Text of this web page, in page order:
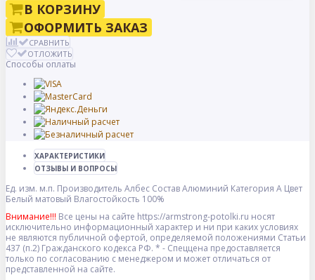
В КОРЗИНУ
ОФОРМИТЬ ЗАКАЗ
СРАВНИТЬ
ОТЛОЖИТЬ
Способы оплаты
ХАРАКТЕРИСТИКИ
ОТЗЫВЫ И ВОПРОСЫ
Ед. изм. м.п. Производитель Албес СоставАлюминий Категория A Цвет
Белый матовый Влагостойкость 100%
Внимание!!! Все цены на сайте https://armstrong-potolki.ru носят
исключительно информационный характер и ни при каких условиях
не являются публичной офертой, определяемой положениями Статьи
437 (п.2) Гражданского кодекса РФ. * - Спеццена предоставляется
только по согласованию с менеджером и может отличаться от
представленной на сайте.